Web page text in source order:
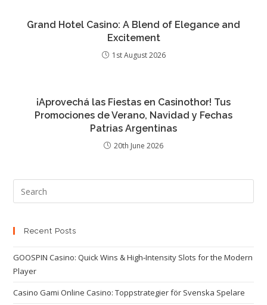
Grand Hotel Casino: A Blend of Elegance and
Excitement
1st August 2026
¡Aprovechá las Fiestas en Casinothor! Tus
Promociones de Verano, Navidad y Fechas
Patrias Argentinas
20th June 2026
Recent Posts
GOOSPIN Casino: Quick Wins & High‑Intensity Slots for the Modern
Player
Casino Gami Online Casino: Toppstrategier för Svenska Spelare